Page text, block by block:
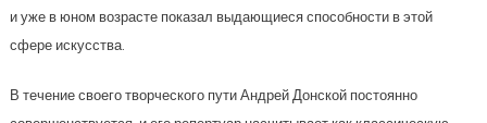
и уже в юном возрасте показал выдающиеся способности в этой
сфере искусства.
В течение своего творческого пути Андрей Донской постоянно